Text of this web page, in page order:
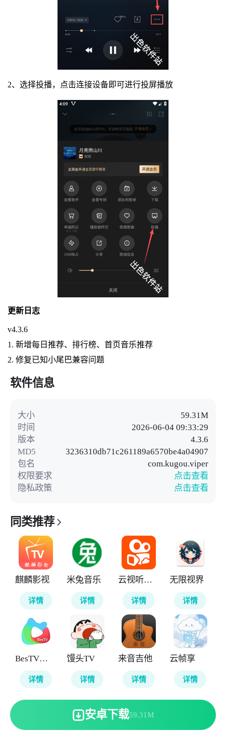
2、选择投播，点击连接设备即可进行投屏播放
更新日志
v4.3.6
1. 新增每日推荐、排行榜、首页音乐推荐
2. 修复已知小尾巴兼容问题
软件信息
大小
59.31M
时间
2026-06-04 09:33:29
版本
4.3.6
MD5
3236310db71c261189a6570be4a04907
包名
com.kugou.viper
权限要求
点击查看
隐私政策
点击查看
同类推荐
麒麟影视
详情
米兔音乐
详情
云视听快TV
详情
无限视界
详情
BesTV粤视厅
详情
馒头TV
详情
来音吉他
详情
云帧享
详情
安卓下载59.31M